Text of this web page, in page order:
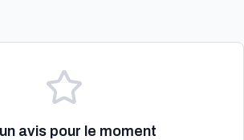
avis pour le moment